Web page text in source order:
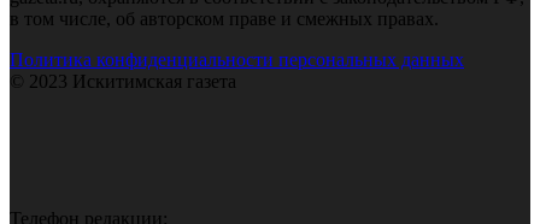
в том числе, об авторском праве и смежных правах.
Политика конфиденциальности персональных данных
© 2023 Искитимская газета
Телефон редакции: